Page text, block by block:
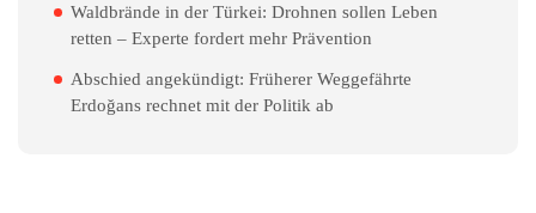
Waldbrände in der Türkei: Drohnen sollen Leben
retten – Experte fordert mehr Prävention
Abschied angekündigt: Früherer Weggefährte
Erdoğans rechnet mit der Politik ab